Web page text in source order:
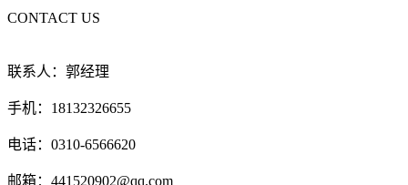
CONTACT US
联系人：郭经理
手机：18132326655
电话：0310-6566620
邮箱：441520902@qq.com